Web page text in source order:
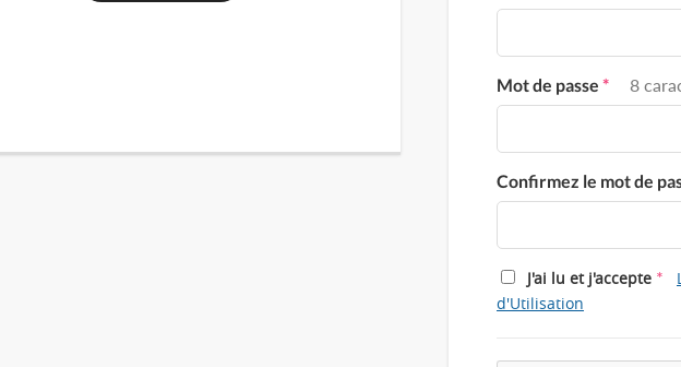
Mot de passe * 8
Confirmez le mot de
J'ai lu et j'accepte *
d'Utilisation